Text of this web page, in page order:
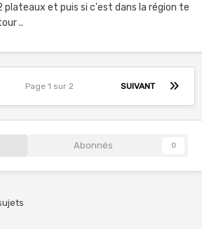
plateaux et puis si c'est dans la région te
..
SUIVANT
Page 1 sur 2
Abonnés 0